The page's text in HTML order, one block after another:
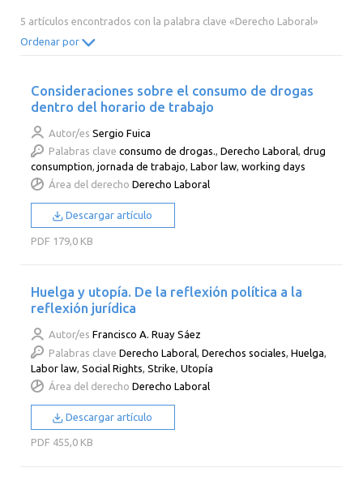
2002 2001 2000
5 artículos encontrados con la palabra clave «Derecho Laboral»
Ordenar por
Consideraciones sobre el consumo de drogas
dentro del horario de trabajo
Autor/es Sergio Fuica
Palabras clave consumo de drogas.,Derecho Laboral,drug
consumption,jornada de trabajo,Labor law,working days
Área del derecho Derecho Laboral
Descargar artículo
PDF 179,0 KB
Huelga y utopía. De la reflexión política a la
reflexión jurídica
Autor/es Francisco A. Ruay Sáez
Palabras clave Derecho Laboral ,Derechos sociales ,Huelga
Labor law ,Social Rights ,Strike ,Utopía
Área del derecho Derecho Laboral
Descargar artículo
PDF 455,0 KB